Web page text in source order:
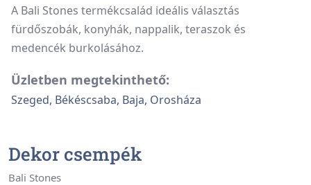
A Bali Stones termékcsalád ideális választás
fürdőszobák, konyhák, nappalik, teraszok és
medencék burkolásához.
Üzletben megtekinthető:
Szeged, Békéscsaba, Baja, Orosháza
Dekor csempék
Bali Stones